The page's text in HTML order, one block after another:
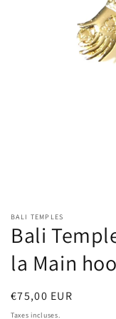
média
1
dans
fenêtre
modale
BALI TEMPLES
Bali
la Main
Prix
habituel
€75,00 EUR
Taxes incluses.